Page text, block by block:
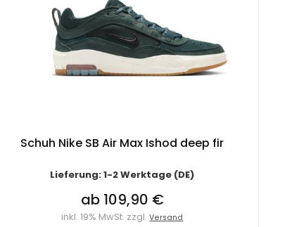
Schuh Nike SB Air Max Ishod deep fir
Lieferung: 1-2 Werktage (DE)
ab 109,90 €
inkl. 19% MwSt. zzgl.Versand